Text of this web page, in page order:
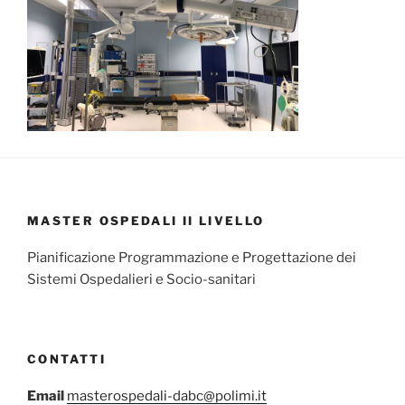
MASTER OSPEDALI II LIVELLO
Pianificazione Programmazione e Progettazione dei
Sistemi Ospedalieri e Socio-sanitari
CONTATTI
Email masterospedali-dabc@polimi.it